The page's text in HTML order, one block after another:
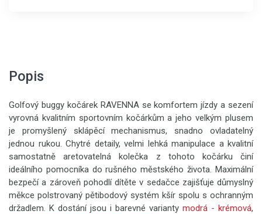
Popis
Golfový buggy kočárek RAVENNA se komfortem jízdy a sezení
vyrovná kvalitním sportovním kočárkům a jeho velkým plusem
je promyšlený sklápěcí mechanismus, snadno ovladatelný
jednou rukou. Chytré detaily, velmi lehká manipulace a kvalitní
samostatně aretovatelná kolečka z tohoto kočárku činí
ideálního pomocníka do rušného městského života. Maximální
bezpečí a zároveň pohodlí dítěte v sedačce zajišťuje důmyslný
měkce polstrovaný pětibodový systém kšír spolu s ochranným
držadlem. K dostání jsou i barevné varianty modrá - krémová,